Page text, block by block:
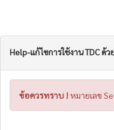
Help-แก้ไขการใช้งาน TDC ด้
ข้อควรทราบ ! หมายเลข